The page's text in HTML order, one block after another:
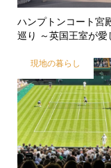
ハンプトンコート宮
巡り ～英国王室が愛
現地の暮らし